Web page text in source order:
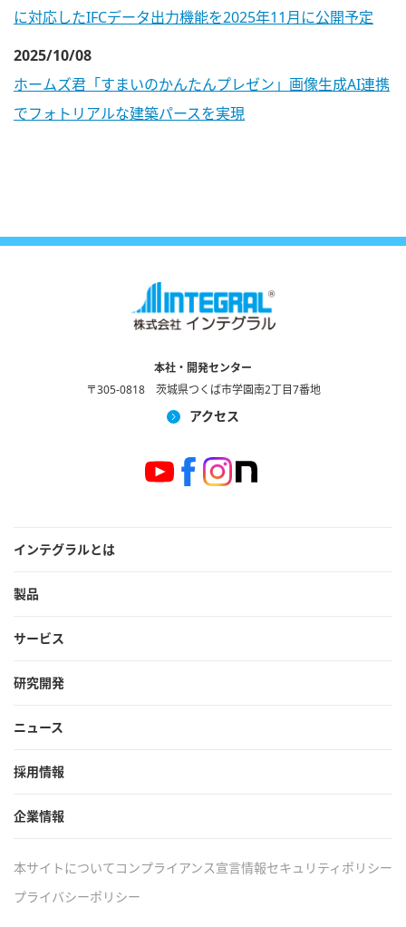
に対応したIFCデータ出力機能を2025年11月に公開予定
2025/10/08
ホームズ君「すまいのかんたんプレゼン」画像生成AI連携
でフォトリアルな建築パースを実現
本社・開発センター
〒305-0818 茨城県つくば市学園南2丁目7番地
アクセス
インテグラルとは
製品
サービス
研究開発
ニュース
採用情報
企業情報
本サイトについてコンプライアンス宣言情報セキュリティポリシー
プライバシーポリシー